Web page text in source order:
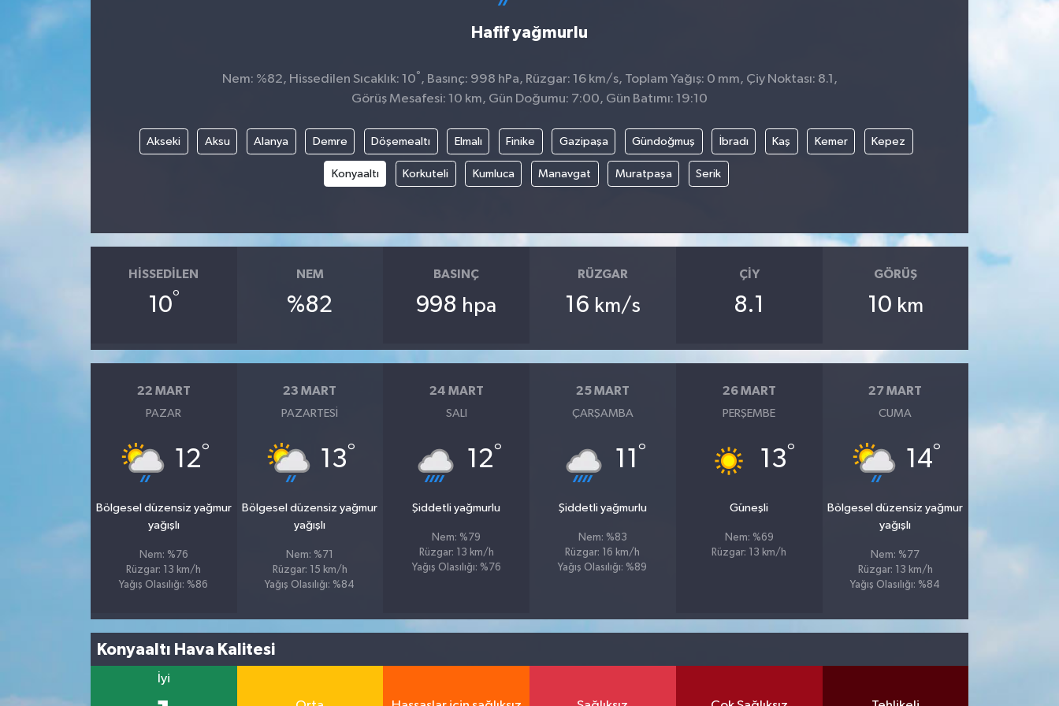
Hafif yağmurlu
Nem: %82, Hissedilen Sıcaklık: 10° , Basınç: 998 hPa, Rüzgar: 16 km/s, Toplam Yağış: 0 mm, Çiy Noktası: 8.1,
Görüş Mesafesi: 10 km, Gün Doğumu: 7:00, Gün Batımı: 19:10
Akseki Aksu Alanya Demre Döşemealtı Elmalı Finike Gazipaşa Gündoğmuş İbradı Kaş Kemer Kepez
Konyaaltı Korkuteli Kumluca Manavgat Muratpaşa Serik
HISSEDILEN
10°
NEM
%82
BASINÇ
998 hpa
RÜZGAR
16 km/s
ÇIY
8.1
GÖRÜŞ
10 km
22 MART
PAZAR
12°
Bölgesel düzensiz yağmur
yağışlı
Nem: %76
Rüzgar: 13 km/h
Yağış Olasılığı: %86
23 MART
PAZARTESI
13°
Bölgesel düzensiz yağmur
yağışlı
Nem: %71
Rüzgar: 15 km/h
Yağış Olasılığı: %84
24 MART
SALI
12°
Şiddetli yağmurlu
Nem: %79
Rüzgar: 13 km/h
Yağış Olasılığı: %76
25 MART
ÇARŞAMBA
11 °
Şiddetli yağmurlu
Nem: %83
Rüzgar: 16 km/h
Yağış Olasılığı: %89
26 MART
PERŞEMBE
13°
Güneşli
Nem: %69
Rüzgar: 13 km/h
27 MART
CUMA
14°
Bölgesel düzensiz yağmur
yağışlı
Nem: %77
Rüzgar: 13 km/h
Yağış Olasılığı: %84
Konyaaltı Hava Kalitesi
İyi